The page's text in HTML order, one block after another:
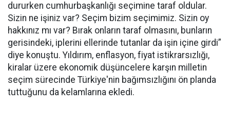
dururken cumhurbaşkanlığı seçimine taraf oldular.
Sizin ne işiniz var? Seçim bizim seçimimiz. Sizin oy
hakkınız mı var? Bırak onların taraf olmasını, bunların
gerisindeki, iplerini ellerinde tutanlar da işin içine girdi”
diye konuştu. Yıldırım, enflasyon, fiyat istikrarsızlığı,
kiralar üzere ekonomik düşüncelere karşın milletin
seçim sürecinde Türkiye'nin bağımsızlığını ön planda
tuttuğunu da kelamlarına ekledi.